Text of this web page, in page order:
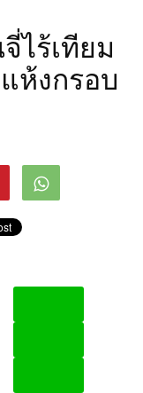
ไร้เทียม
ห้งกรอบ